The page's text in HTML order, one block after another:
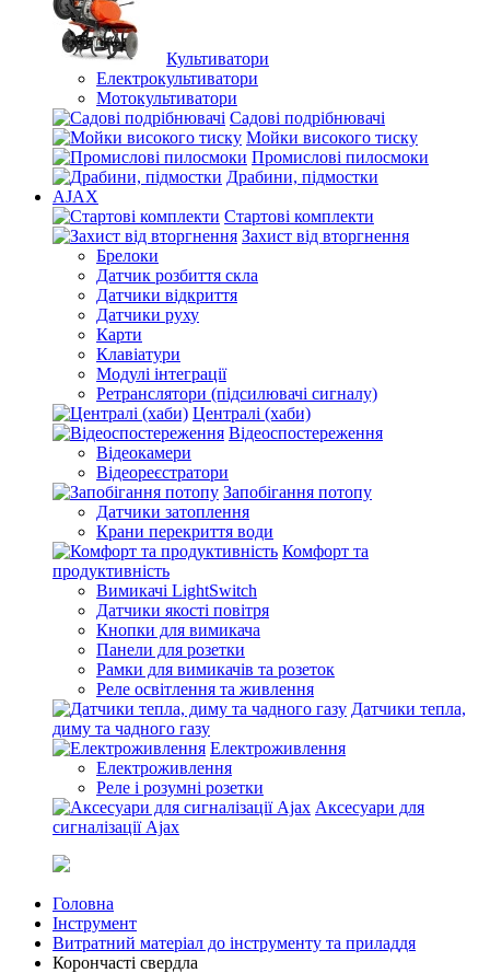
Культиватори
Електрокультиватори
Мотокультиватори
Садові подрібнювачі
Мойки високого тиску
Промислові пилосмоки
Драбини, підмостки
AJAX
Стартові комплекти
Захист від вторгнення
Брелоки
Датчик розбиття скла
Датчики відкриття
Датчики руху
Карти
Клавіатури
Модулі інтеграції
Ретранслятори (підсилювачі сигналу)
Централі (хаби)
Відеоспостереження
Відеокамери
Відеореєстратори
Запобігання потопу
Датчики затоплення
Крани перекриття води
Комфорт та
продуктивність
Вимикачі LightSwitch
Датчики якості повітря
Кнопки для вимикача
Панели для розетки
Рамки для вимикачів та розеток
Реле освітлення та живлення
Датчики тепла,
диму та чадного газу
Електроживлення
Електроживлення
Реле і розумні розетки
Аксесуари для
сигналізації Ajax
Головна
Інструмент
Витратний матеріал до інструменту та приладдя
Корончасті свердла